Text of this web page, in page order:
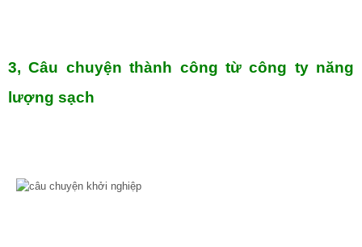
3, Câu chuyện thành công từ công ty năng
lượng sạch